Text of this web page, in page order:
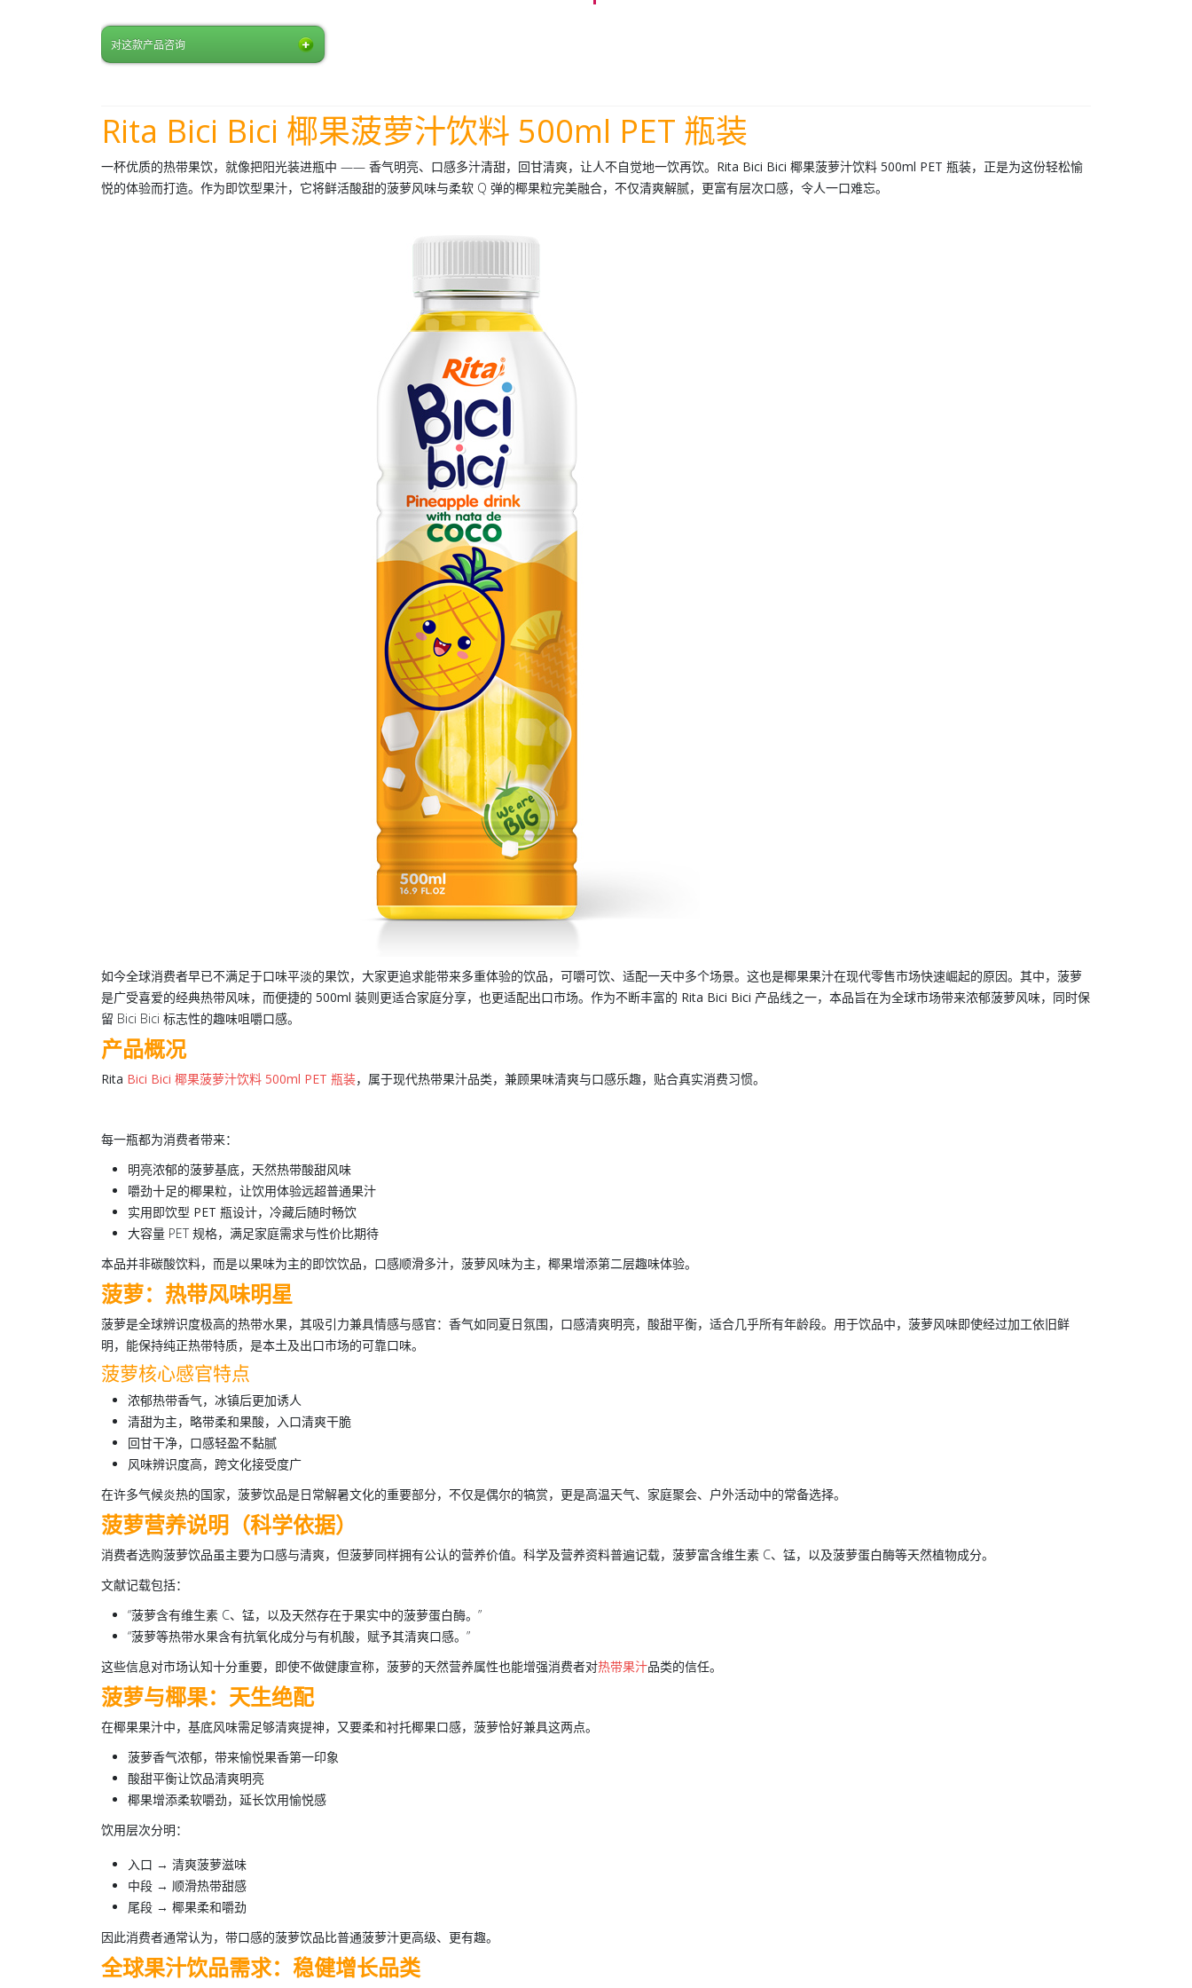
对这款产品咨询
Rita Bici Bici 椰果菠萝汁饮料 500ml PET 瓶装
一杯优质的热带果饮，就像把阳光装进瓶中 —— 香气明亮、口感多汁清甜，回甘清爽，让人不自觉地一饮再饮。 Rita Bici Bici 椰果菠萝汁饮料 500ml PET 瓶装，正是为这份轻松愉
悦的体验而打造。作为即饮型果汁，它将鲜活酸甜的菠萝风味与柔软 Q 弹的椰果粒完美融合，不仅清爽解腻，更富有层次口感，令人一口难忘。
如今全球消费者早已不满足于口味平淡的果饮，大家更追求能带来多重体验的饮品，可嚼可饮、适配一天中多个场景。这也是椰果果汁在现代零售市场快速崛起的原因。其中，菠萝
是广受喜爱的经典热带风味，而便捷的 500ml 装则更适合家庭分享，也更适配出口市场。作为不断丰富的 Rita Bici Bici 产品线之一，本品旨在为全球市场带来浓郁菠萝风味，同时保
留 Bici Bici 标志性的趣味咀嚼口感。
产品概况
Rita Bici Bici 椰果菠萝汁饮料 500ml PET 瓶装，属于现代热带果汁品类，兼顾果味清爽与口感乐趣，贴合真实消费习惯。
每一瓶都为消费者带来：
明亮浓郁的菠萝基底，天然热带酸甜风味
嚼劲十足的椰果粒，让饮用体验远超普通果汁
实用即饮型 PET 瓶设计，冷藏后随时畅饮
大容量 PET 规格，满足家庭需求与性价比期待
本品并非碳酸饮料，而是以果味为主的即饮饮品，口感顺滑多汁，菠萝风味为主，椰果增添第二层趣味体验。
菠萝：热带风味明星
菠萝是全球辨识度极高的热带水果，其吸引力兼具情感与感官：香气如同夏日氛围，口感清爽明亮，酸甜平衡，适合几乎所有年龄段。用于饮品中，菠萝风味即使经过加工依旧鲜
明，能保持纯正热带特质，是本土及出口市场的可靠口味。
菠萝核心感官特点
浓郁热带香气，冰镇后更加诱人
清甜为主，略带柔和果酸，入口清爽干脆
回甘干净，口感轻盈不黏腻
风味辨识度高，跨文化接受度广
在许多气候炎热的国家，菠萝饮品是日常解暑文化的重要部分，不仅是偶尔的犒赏，更是高温天气、家庭聚会、户外活动中的常备选择。
菠萝营养说明（科学依据）
消费者选购菠萝饮品虽主要为口感与清爽，但菠萝同样拥有公认的营养价值。科学及营养资料普遍记载，菠萝富含维生素 C、锰，以及菠萝蛋白酶等天然植物成分。
文献记载包括：
“菠萝含有维生素 C、锰，以及天然存在于果实中的菠萝蛋白酶。”
“菠萝等热带水果含有抗氧化成分与有机酸，赋予其清爽口感。”
这些信息对市场认知十分重要，即使不做健康宣称，菠萝的天然营养属性也能增强消费者对热带果汁品类的信任。
菠萝与椰果：天生绝配
在椰果果汁中，基底风味需足够清爽提神，又要柔和衬托椰果口感，菠萝恰好兼具这两点。
菠萝香气浓郁，带来愉悦果香第一印象
酸甜平衡让饮品清爽明亮
椰果增添柔软嚼劲，延长饮用愉悦感
饮用层次分明：
入口 → 清爽菠萝滋味
中段 → 顺滑热带甜感
尾段 → 椰果柔和嚼劲
因此消费者通常认为，带口感的菠萝饮品比普通菠萝汁更高级、更有趣。
全球果汁饮品需求：稳健增长品类